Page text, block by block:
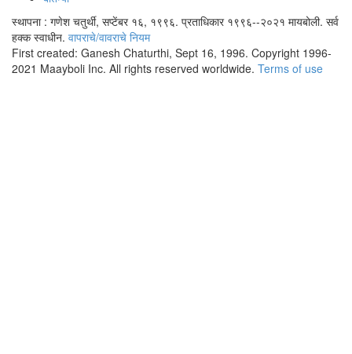
स्थापना : गणेश चतुर्थी, सप्टेंबर १६, १९९६. प्रताधिकार १९९६--२०२१ मायबोली. सर्व
हक्क स्वाधीन. वापराचे/वावराचे नियम
First created: Ganesh Chaturthi, Sept 16, 1996. Copyright 1996-
2021 Maayboli Inc. All rights reserved worldwide. Terms of use